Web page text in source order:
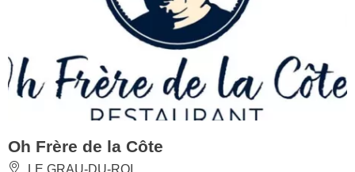
Oh Frère de la Côte
LE GRAU-DU-ROI